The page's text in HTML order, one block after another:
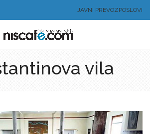
JAVNI PREVOZPOSLOVI
vila